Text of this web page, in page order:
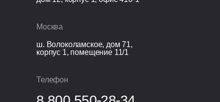
ш. Волоколамское, дом 71,
корпус 1, помещение 11/1
Москва
Телефон